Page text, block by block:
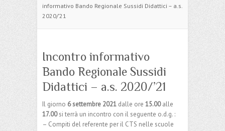
informativo Bando Regionale Sussidi Didattici – a.s.
2020/’21
Incontro informativo
Bando Regionale Sussidi
Didattici – a.s. 2020/’21
Il giorno 6 settembre 2021 dalle ore 15.00alle
17.00si terrà un incontro con il seguente o.d.g. :
– Compiti del referente per il CTS nelle scuole